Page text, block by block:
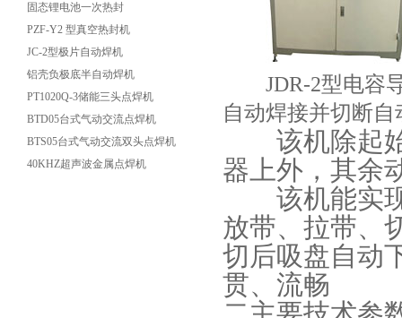
固态锂电池一次热封
PZF-Y2 型真空热封机
JC-2型极片自动焊机
铝壳负极底半自动焊机
PT1020Q-3储能三头点焊机
BTD05台式气动交流点焊机
BTS05台式气动交流双头点焊机
40KHZ超声波金属点焊机
JDR-2型电容导
自动焊接并切断
该机除起始
器上外，其余
该机能实现
放带、拉带、
切后吸盘自动
贯、流畅